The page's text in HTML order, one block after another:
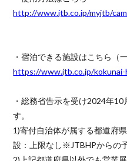
http://www.jtb.co.jp/myjtb/
・宿泊できる施設はこちら（
https://www.jtb.co.jp/
・総務省告示を受け2024年
す。
1)寄付自治体が属する都道府
設：上限なし※JTBHPからの